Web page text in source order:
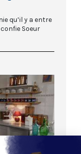
qu’il y a entre
Soeur